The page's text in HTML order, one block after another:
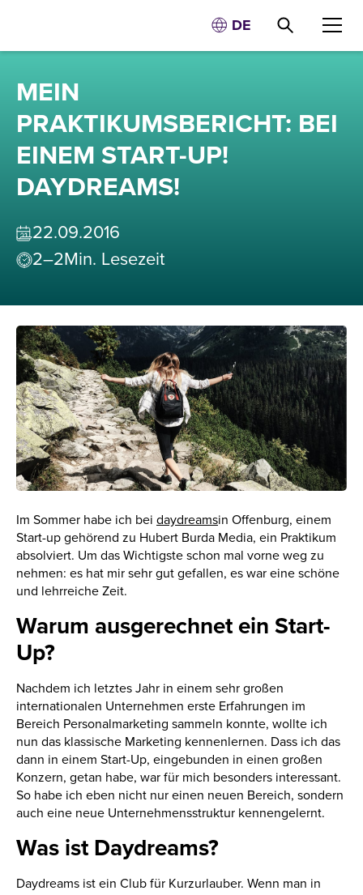
DE
MEIN
PRAKTIKUMSBERICHT: BEI
EINEM START-UP!
DAYDREAMS!
22.09.2016
2–2Min. Lesezeit
Im Sommer habe ich bei daydreamsin Offenburg, einem
Start-up gehörend zu Hubert Burda Media, ein Praktikum
absolviert. Um das Wichtigste schon mal vorne weg zu
nehmen: es hat mir sehr gut gefallen, es war eine schöne
und lehrreiche Zeit.
Warum ausgerechnet ein Start-
Up?
Nachdem ich letztes Jahr in einem sehr großen
internationalen Unternehmen erste Erfahrungen im
Bereich Personalmarketing sammeln konnte, wollte ich
nun das klassische Marketing kennenlernen. Dass ich das
dann in einem Start-Up, eingebunden in einen großen
Konzern, getan habe, war für mich besonders interessant.
So habe ich eben nicht nur einen neuen Bereich, sondern
auch eine neue Unternehmensstruktur kennengelernt.
Was ist Daydreams?
Daydreams ist ein Club für Kurzurlauber. Wenn man in